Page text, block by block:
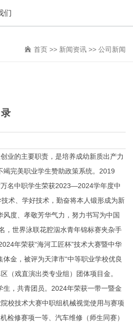
们
首页 >> 新闻资讯 >> 公司新闻
的主要职责，是培养成幼新质出产力
完美职业学生赞助政策系统。2019
名中职学生荣获2023—2024学年度中
术、学好技术，勤奋将本人锻形成为新
度、孝敬芳华气力，努力书写为中国
，世界泳联花腔泅水青年锦标赛夹杂手
年荣获“海河工匠杯”技术大赛暨中华
金，被评为天津市“中等职业学校优良
（戏直演出类专业组）团体项目金。
生，共青团员。2024年荣获一带一暨金
校技术大赛中职组机械视觉使用与赛项
检修赛项一等、汽车维修（师生同赛）